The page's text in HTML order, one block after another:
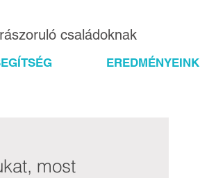
családoknak
EREDMÉNYEINK
most